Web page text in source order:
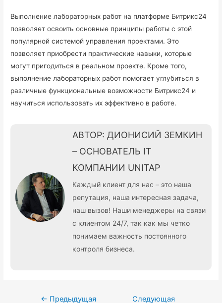
Выполнение лабораторных работ на платформе Битрикс24
позволяет освоить основные принципы работы с этой
популярной системой управления проектами. Это
позволяет приобрести практические навыки, которые
могут пригодиться в реальном проекте. Кроме того,
выполнение лабораторных работ помогает углубиться в
различные функциональные возможности Битрикс24 и
научиться использовать их эффективно в работе.
АВТОР: ДИОНИСИЙ ЗЕМКИН
– ОСНОВАТЕЛЬ IT
КОМПАНИИ UNITAP
Каждый клиент для нас – это наша
репутация, наша интересная задача,
наш вызов! Наши менеджеры на связи
с клиентом 24/7, так как мы четко
понимаем важность постоянного
контроля бизнеса.
Навигация
← Предыдущая
Следующая